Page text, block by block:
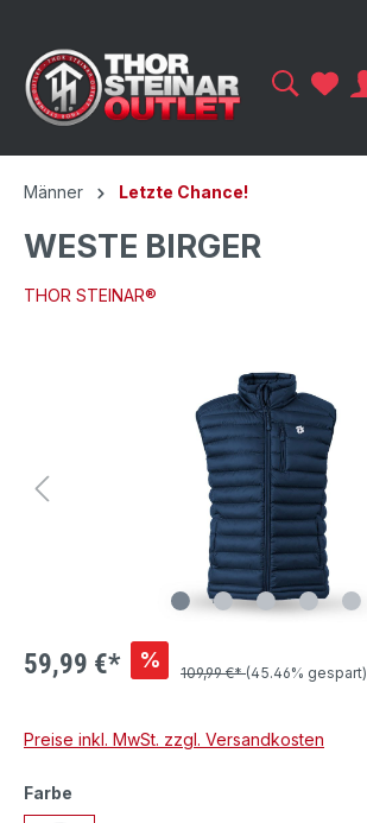
Männer Letzte Chance!
WESTE BIRGER
THOR STEINAR®
59,99 €* %
109,99 €*(45.46% gespart)
Preise inkl. MwSt. zzgl. Versandkosten
Farbe